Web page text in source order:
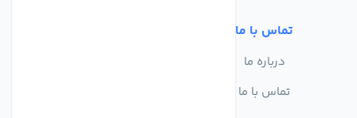
تماس با ما
درباره ما
تماس با ما